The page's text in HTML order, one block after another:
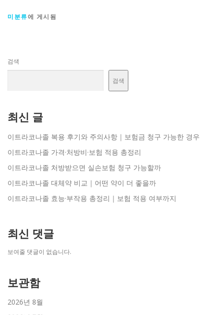
미분류에 게시됨
검색
검색
최신 글
이트라코나졸 복용 후기와 주의사항｜보험금 청구 가능한 경우
이트라코나졸 가격·처방비·보험 적용 총정리
이트라코나졸 처방받으면 실손보험 청구 가능할까
이트라코나졸 대체약 비교｜어떤 약이 더 좋을까
이트라코나졸 효능·부작용 총정리｜보험 적용 여부까지
최신 댓글
보여줄 댓글이 없습니다.
보관함
2026년 8월